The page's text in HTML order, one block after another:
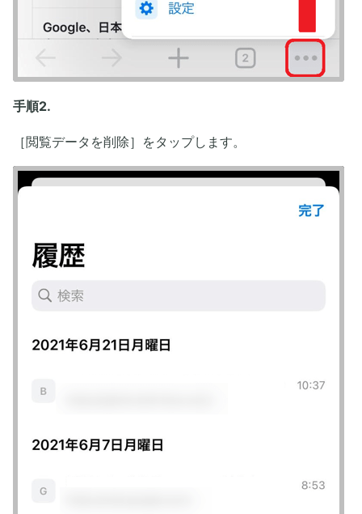
手順2.
［閲覧データを削除］をタップします。